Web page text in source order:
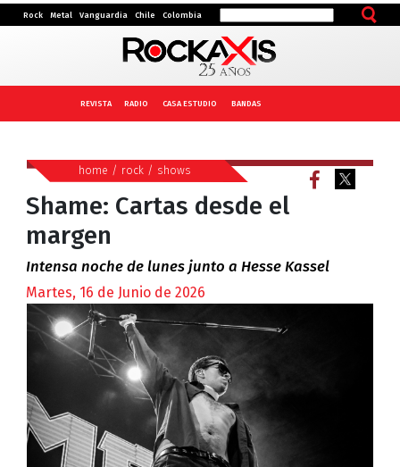
Rock Metal Vanguardia Chile Colombia
REVISTA RADIO CASA ESTUDIO BANDAS
home / rock/ shows
Shame: Cartas desde el
margen
Intensa noche de lunes junto a Hesse Kassel
Martes, 16 de Junio de 2026